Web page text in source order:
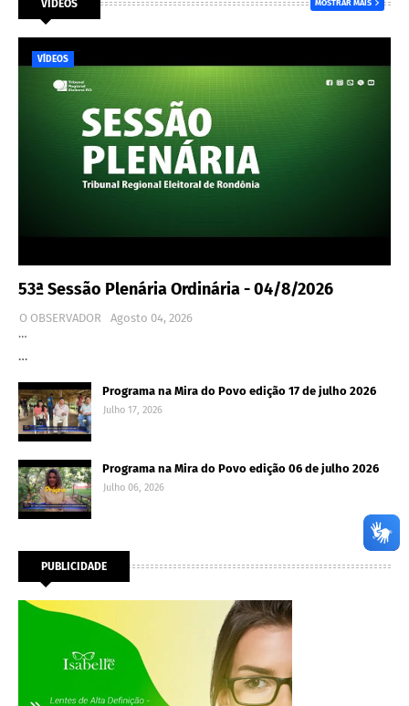
VÍDEOS MOSTRAR MAIS
VÍDEOS
53ª Sessão Plenária Ordinária - 04/8/2026
O OBSERVADOR
Agosto 04, 2026
…
…
Programa na Mira do Povo edição 17 de julho 2026
Julho 17, 2026
Programa na Mira do Povo edição 06 de julho 2026
Julho 06, 2026
PUBLICIDADE